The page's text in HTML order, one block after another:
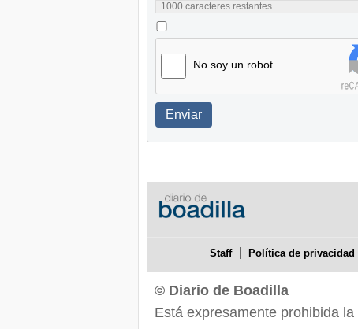
1000 caracteres restantes
No soy un robot
Enviar
Staff Política de privacidad
© Diario de Boadilla
Está expresamente prohibida